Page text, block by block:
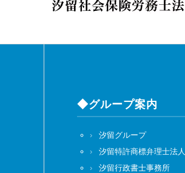
◆グループ案内
汐留グループ
汐留特許商標弁理士法人
汐留行政書士事務所